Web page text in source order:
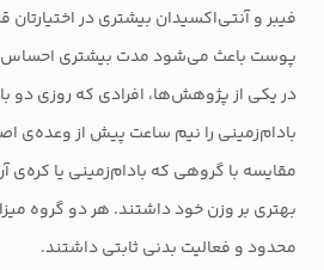
فیبر و آنتی‌اکسیدان بیشتری در
پوست باعث می‌شود مدت بیشتری احساس
بادام‌زمینی را نیم ساعت پیش از وعده‌ی
مقایسه با گروهی که بادام‌زمینی یا کره‌ی
بهتری بر وزن خود داشتند. هر دو گروه
محدود و فعالیت بدنی ثابتی داشتند.